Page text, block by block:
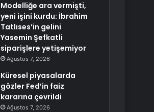
Modelliğe ara vermişti,
yeni işini kurdu: İbrahim
Tatlıses’in gelini
Yasemin Şefkatli
siparişlere yetişemiyor
Ağustos 7, 2026
Küresel piyasalarda
gözler Fed’in faiz
kararına çevrildi
Ağustos 7, 2026